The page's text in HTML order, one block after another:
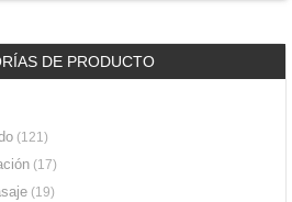
DE PRODUCTO
(121)
(17)
(19)